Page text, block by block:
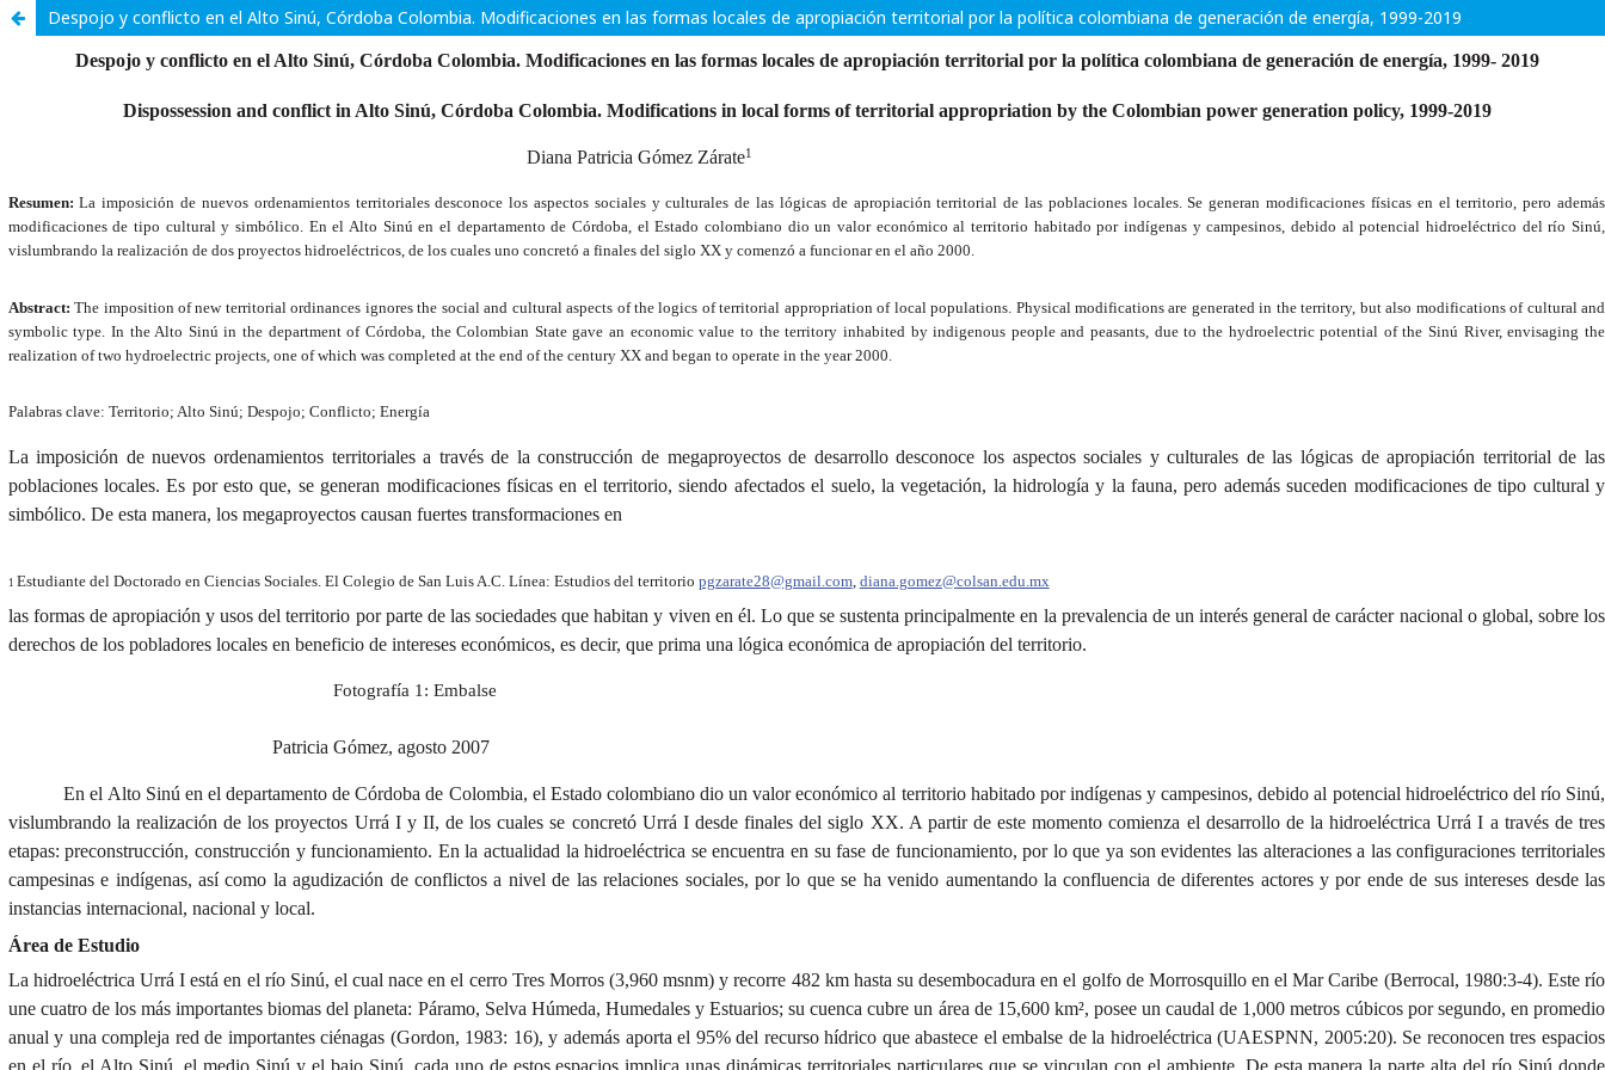
Despojo y conflicto en el Alto Sinú, Córdoba Colombia. Modificaciones en las formas locales de apropiación territorial por la política colombiana de generación de energía, 1999-2019